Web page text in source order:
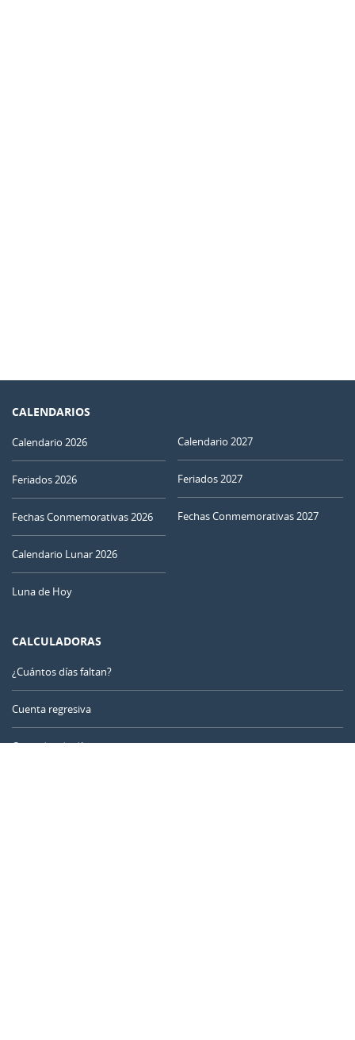
CALENDARIOS
Calendario 2026
Feriados 2026
Fechas Conmemorativas 2026
Calendario Lunar 2026
Luna de Hoy
Calendario 2027
Feriados 2027
Fechas Conmemorativas 2027
CALCULADORAS
¿Cuántos días faltan?
Cuenta regresiva
Contador de días